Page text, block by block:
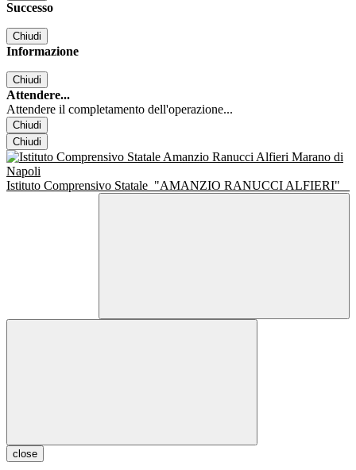
Successo
Chiudi
Informazione
Chiudi
Attendere...
Attendere il completamento dell'operazione...
Chiudi
Chiudi
Istituto Comprensivo Statale "AMANZIO RANUCCI ALFIERI"
close